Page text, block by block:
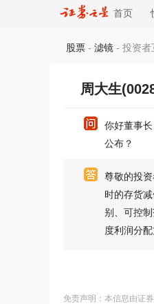
首页
股票 - 滤镜 - 投资者
周大生
你好董事
公布？
尊敬的投
时的存货
别、可控
度利润分
免责声明：本信息由证